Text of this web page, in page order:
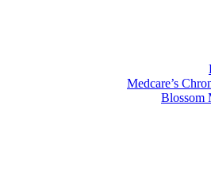
Medcare’s
Blossom